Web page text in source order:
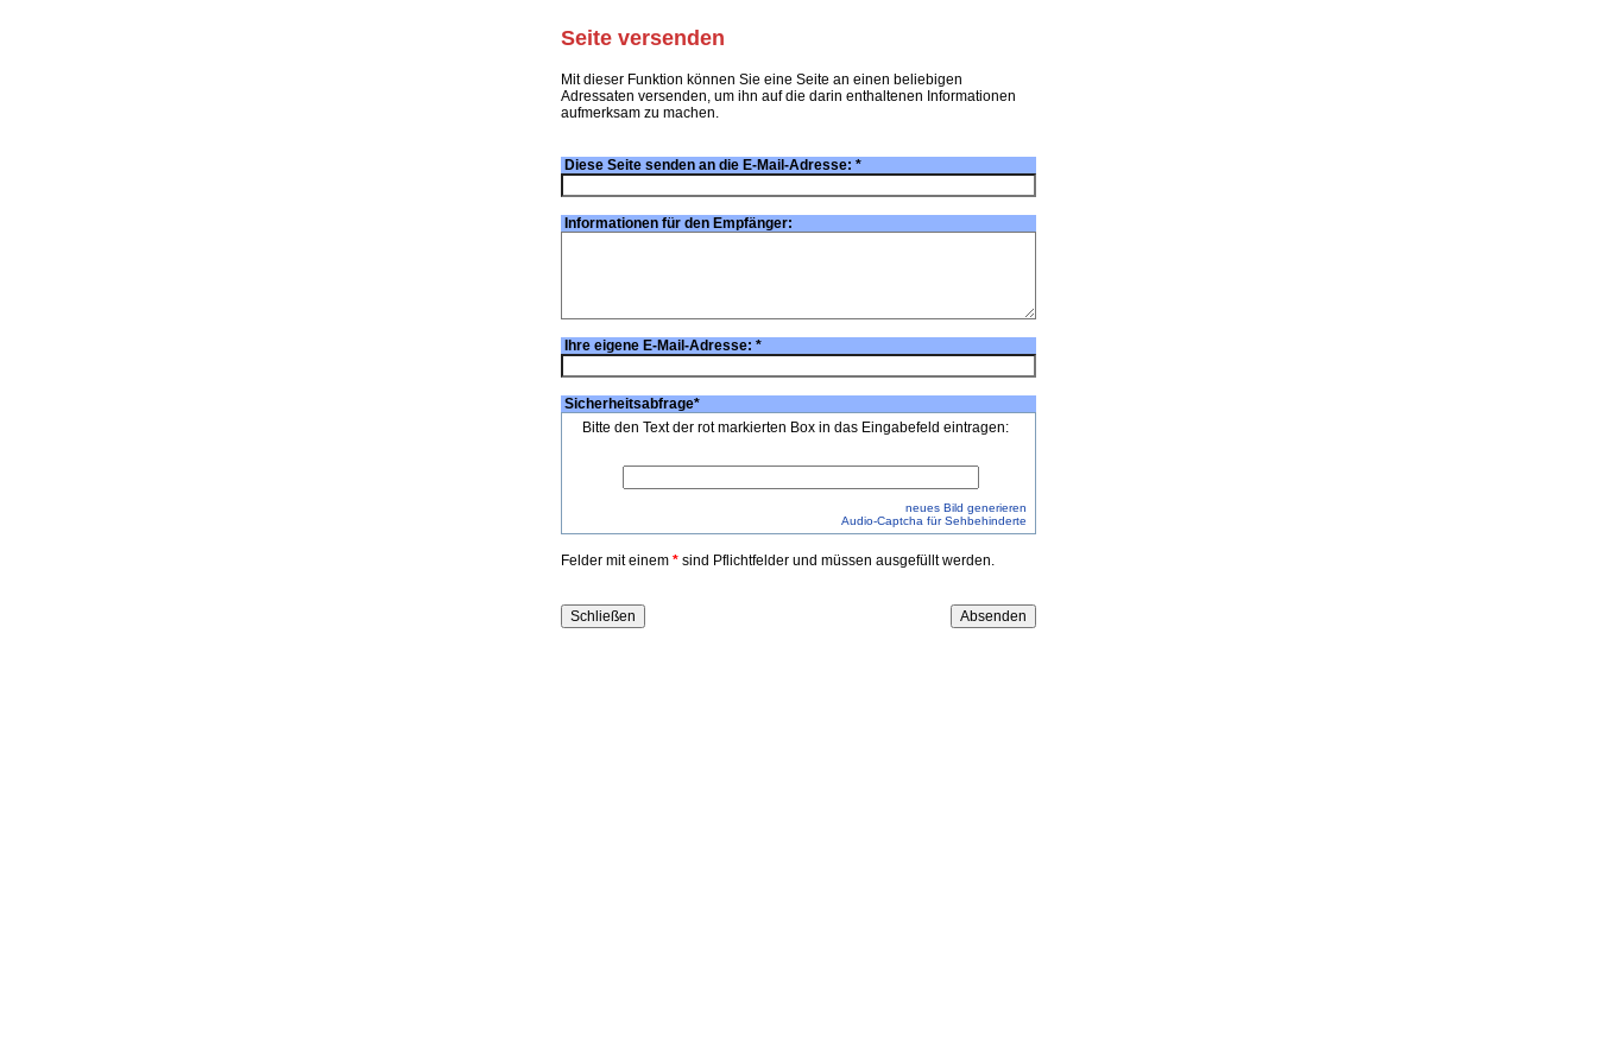
Seite versenden
Mit dieser Funktion können Sie eine Seite an einen beliebigen
Adressaten versenden, um ihn auf die darin enthaltenen Informationen
aufmerksam zu machen.
Diese Seite senden an die E-Mail-Adresse: *
Informationen für den Empfänger:
Ihre eigene E-Mail-Adresse: *
Sicherheitsabfrage*
Bitte den Text der rot markierten Box in das Eingabefeld eintragen:
neues Bild generieren
Audio-Captcha für Sehbehinderte
Felder mit einem * sind Pflichtfelder und müssen ausgefüllt werden.